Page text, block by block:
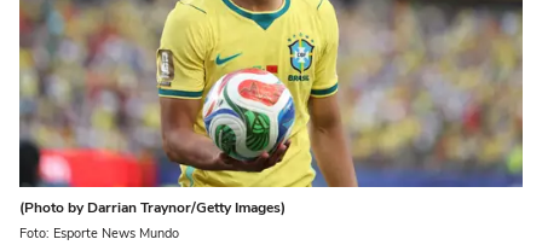
(Photo by Darrian Traynor/Getty Images)
Foto: Esporte News Mundo